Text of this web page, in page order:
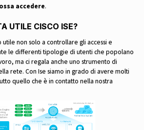
accedere.
UTILE CISCO ISE?
non solo a controllare gli accessi e
le differenti tipologie di utenti che popolano
ma ci regala anche uno strumento di
rete. Con Ise siamo in grado di avere molti
quello che è in contatto nella nostra